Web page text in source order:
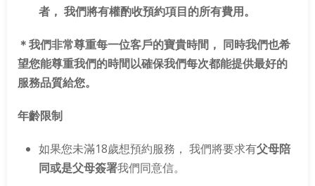
者， 我們將有權酌收預約項目的所有費用。
＊我們非常尊重每一位客戶的寶貴時間， 同時我們也希
望您能尊重我們的時間以確保我們每次都能提供最好的
服務品質給您。
年齡限制
如果您未滿18歲想預約服務， 我們將要求有父母陪
同或是父母簽署我們同意信。